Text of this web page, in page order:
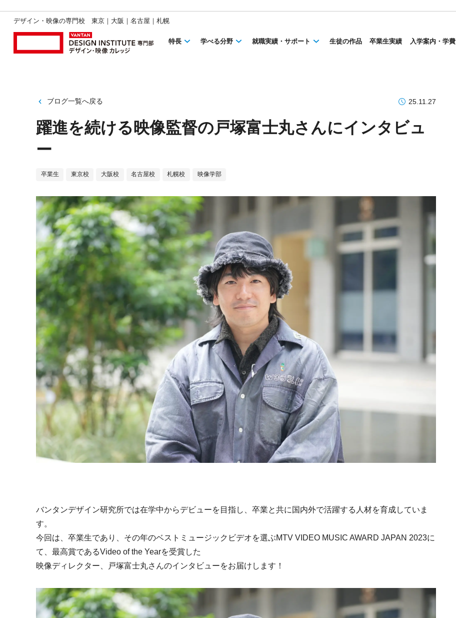
デザイン・映像の専門校 東京｜大阪｜名古屋｜札幌
特長 学べる分野 就職実績・サポート 生徒の作品 卒業生実績 入学案内・学費
ブログ一覧へ戻る 25.11.27
躍進を続ける映像監督の戸塚富士丸さんにインタビュ
ー
卒業生 東京校 大阪校 名古屋校 札幌校 映像学部
バンタンデザイン研究所では在学中からデビューを目指し、卒業と共に国内外で活躍する人材を育成していま
す。
今回は、卒業生であり、その年のベストミュージックビデオを選ぶMTV VIDEO MUSIC AWARD JAPAN 2023に
て、最高賞であるVideo of the Yearを受賞した
映像ディレクター、戸塚富士丸さんのインタビューをお届けします！